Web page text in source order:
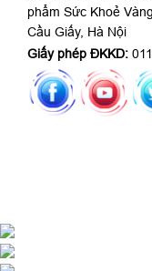
phẩm Sức Khoẻ Vàng
Cầu Giấy, Hà Nội
Giấy phép ĐKKD: